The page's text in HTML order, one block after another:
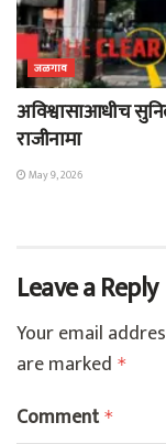
जळगाव
अविश्वासाआधीच
राजीनामा
May 9, 2026
Leave a Reply
Your email
are marked *
Comment *